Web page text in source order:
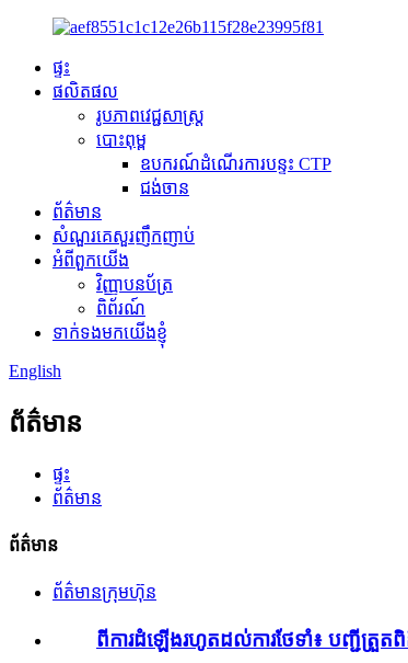
ផ្ទះ
ផលិតផល
រូបភាពវេជ្ជសាស្ត្រ
បោះពុម្ព
ឧបករណ៍ដំណើរការបន្ទះ CTP
ជង់ចាន
ព័ត៌មាន
សំណួរគេសួរញឹកញាប់
អំពីពួកយើង
វិញ្ញាបនប័ត្រ
ពិព័រណ៍
ទាក់ទងមកយើងខ្ញុំ
English
ព័ត៌មាន
ផ្ទះ
ព័ត៌មាន
ព័ត៌មាន
ព័ត៌មានក្រុមហ៊ុន
ពីការដំឡើងរហូតដល់ការថែទាំ៖ បញ្ជីត្រួត